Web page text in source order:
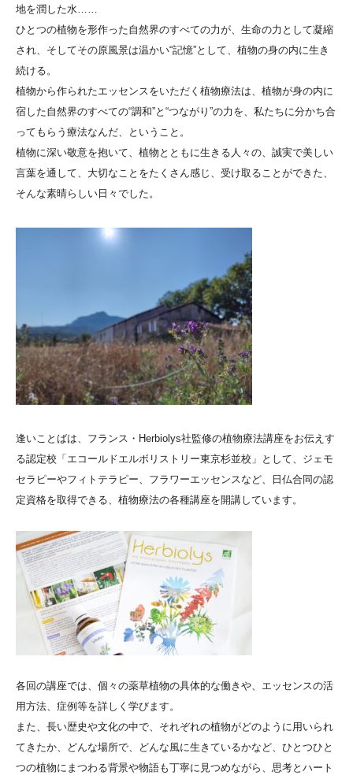
地を潤した水……
ひとつの植物を形作った自然界のすべての力が、生命の力として凝縮
され、そしてその原風景は温かい“記憶”として、植物の身の内に生き
続ける。
植物から作られたエッセンスをいただく植物療法は、植物が身の内に
宿した自然界のすべての“調和”と“つながり”の力を、私たちに分かち合
ってもらう療法なんだ、ということ。
植物に深い敬意を抱いて、植物とともに生きる人々の、誠実で美しい
言葉を通して、大切なことをたくさん感じ、受け取ることができた、
そんな素晴らしい日々でした。
逢いことばは、フランス・Herbiolys社監修の植物療法講座をお伝えす
る認定校「エコールドエルボリストリー東京杉並校」として、ジェモ
セラピーやフィトテラピー、フラワーエッセンスなど、日仏合同の認
定資格を取得できる、植物療法の各種講座を開講しています。
各回の講座では、個々の薬草植物の具体的な働きや、エッセンスの活
用方法、症例等を詳しく学びます。
また、長い歴史や文化の中で、それぞれの植物がどのように用いられ
てきたか、どんな場所で、どんな風に生きているかなど、ひとつひと
つの植物にまつわる背景や物語も丁寧に見つめながら、思考とハート